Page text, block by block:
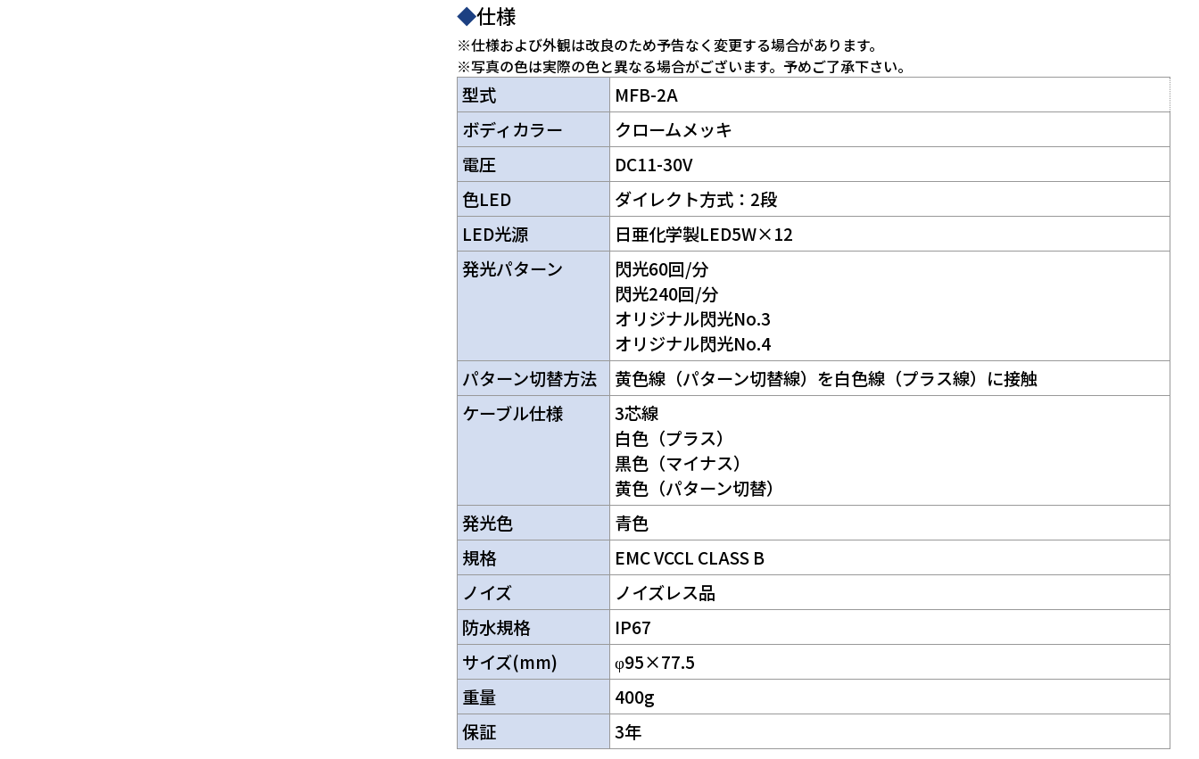
◆仕様
※仕様および外観は改良のため予告なく変更する場合があります。
※写真の色は実際の色と異なる場合がございます。予めご了承下さい。
型式
MFB-2A
ボディカラー
クロームメッキ
電圧
DC11-30V
色LED
ダイレクト方式：2段
LED光源
日亜化学製LED5W×12
発光パターン
閃光60回/分
閃光240回/分
オリジナル閃光No.3
オリジナル閃光No.4
パターン切替方法
黄色線（パターン切替線）を白色線（プラス線）に接触
ケーブル仕様
3芯線
白色（プラス）
黒色（マイナス）
黄色（パターン切替）
発光色
青色
規格
EMC VCCL CLASS B
ノイズ
ノイズレス品
防水規格
IP67
サイズ(mm)
φ95×77.5
重量
400g
保証
3年